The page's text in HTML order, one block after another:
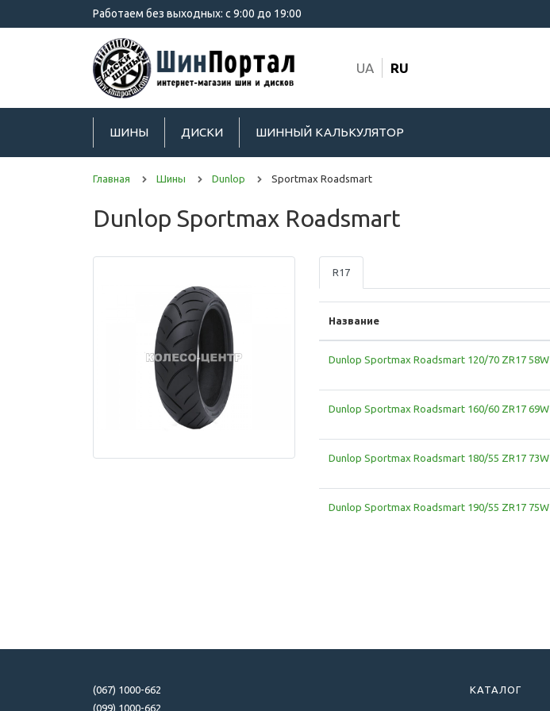
Работаем без выходных: с 9:00 до 19:00
UA RU
ШИНЫ ДИСКИ ШИННЫЙ КАЛЬКУЛЯТОР
Главная Шины Dunlop Sportmax Roadsmart
Dunlop Sportmax Roadsmart
R17
Название
Dunlop Sportmax Roadsmart 120/70 ZR17 58W
Dunlop Sportmax Roadsmart 160/60 ZR17 69W
Dunlop Sportmax Roadsmart 180/55 ZR17 73W
Dunlop Sportmax Roadsmart 190/55 ZR17 75W
(067) 1000-662
(099) 1000-662
КАТАЛОГ